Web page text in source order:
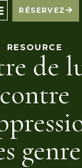
RÉSERVEZ
RESOURCE
de
contre